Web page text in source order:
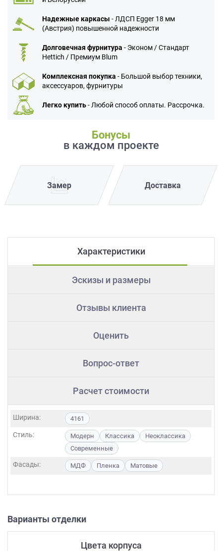
Надежные каркасы - ЛДСП Egger 18 мм
(Австрия) повышенной надежности
Долговечная фурнитура - Эконом / Стандарт
Hettich / Премиум Blum
Комплексная покупка - Большой выбор техники,
аксессуаров, фурнитуры
Легко купить- Любой способ оплаты. Рассрочка.
Бонусы
в каждом проекте
Замер Доставка
Характеристики
Эскизы и размеры
Отзывы клиента
Оценить
Вопрос-ответ
Расчет стоимости
Ширина: 4161
Стиль: Модерн Классика
Неоклассика
Современные
Фасады: МДФ Пленка Матовые
Варианты отделки
Цвета корпуса